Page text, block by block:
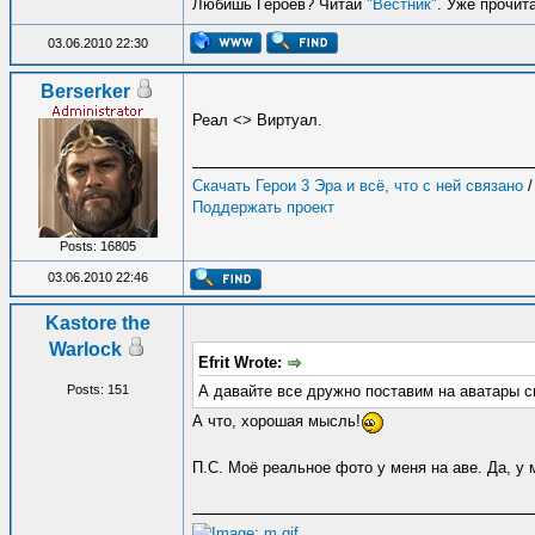
Любишь Героев? Читай "Вестник". Уже
03.06.2010 22:30
Berserker
Posts: 16805
Реал <> Виртуал.
Скачать Герои 3 Эра и всё, что с ней связано
Поддержать проект
03.06.2010 22:46
Kastore the
Warlock
Posts: 151
Efrit Wrote:
А давайте все дружно поставим на аватары
А что, хорошая мысль!
П.С. Моё реальное фото у меня на аве. Да, у